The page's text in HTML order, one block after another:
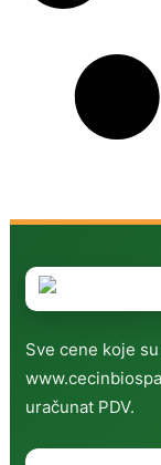
Sve cene koje
uračunat PDV.